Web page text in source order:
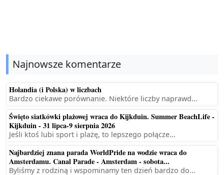
Najnowsze komentarze
Holandia (i Polska) w liczbach
Bardzo ciekawe porównanie. Niektóre liczby naprawd...
Święto siatkówki plażowej wraca do Kijkduin. Summer BeachLife -
Kijkduin - 31 lipca-9 sierpnia 2026
Jeśli ktoś lubi sport i plażę, to lepszego połącze...
Najbardziej znana parada WorldPride na wodzie wraca do
Amsterdamu. Canal Parade - Amsterdam - sobota...
Byliśmy z rodziną i wspominamy ten dzień bardzo do...